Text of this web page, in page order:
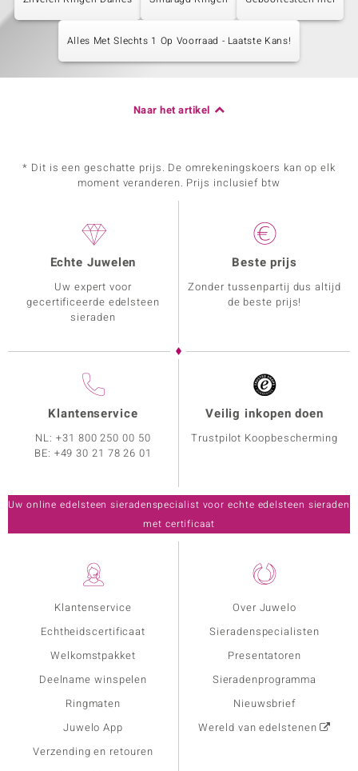
Alles Met Slechts 1 Op Voorraad - Laatste Kans!
Naar het artikel
* Dit is een geschatte prijs. De omrekeningskoers kan op elk
moment veranderen. Prijs inclusief btw
Klantenservice
Echtheidscertificaat
Welkomstpakket
Deelname winspelen
Ringmaten
Juwelo App
Verzending en retouren
Over Juwelo
Sieradenspecialisten
Presentatoren
Sieradenprogramma
Nieuwsbrief
Wereld van edelstenen
Echte Juwelen
Uw expert voor
gecertificeerde edelsteen
sieraden
Beste prijs
Zonder tussenpartij dus altijd
de beste prijs!
Klantenservice
NL:+31 800 250 00 50
BE: +49 30 21 78 26 01
Veilig inkopen doen
Trustpilot Koopbescherming
Uw online edelsteen sieradenspecialist voor echte edelsteen sieraden
met certificaat